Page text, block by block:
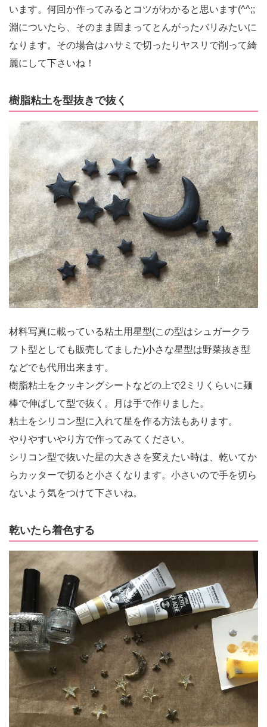
います。何回か作ってみるとコツがわかると思います(^^;;
淵についたら、そのまま固まってとんがったバリみたいに
なります。その場合はハサミで切ったりヤスリで削って綺
麗にして下さいね！
樹脂粘土を型抜きで抜く
材料写真に載っている粘土用星型(この型はシュガークラ
フト型としても販売してました)小さな星型は野菜抜き型
などでも代用出来ます。
樹脂粘土をクッキングシートなどの上で2ミリくらいに麺
棒で伸ばして型で抜く。月は手で作りました。
粘土をシリコン型に入れて星を作る方法もあります。
やりやすいやり方で作ってみてください。
シリコン型で抜いた星の大きさを変えたい時は、乾いてか
らカッターで切ると小さくなります。小さいので手を切ら
ないよう気をつけて下さいね。
乾いたら着色する